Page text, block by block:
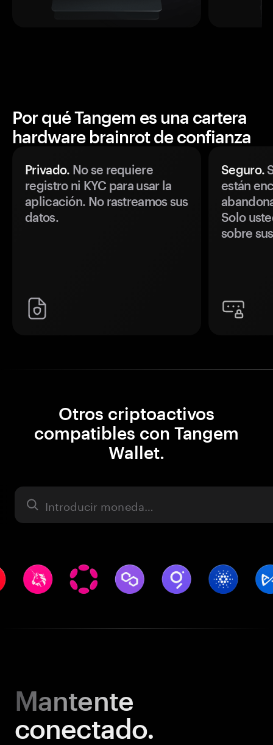
Por qué Tangem es una cartera
hardware brainrot de confianza
Privado. No se requiere
registro ni KYC para usar la
aplicación. No rastreamos sus
datos.
Seguro.
están
Solo
sobre
Otros criptoactivos
compatibles con Tangem
Wallet.
Activo
Mantente
conectado.